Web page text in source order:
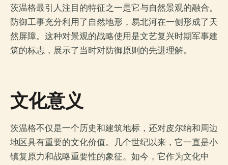
茨温格最引人注目的特征之一是它与自然景观的融合。
防御工事充分利用了自然地形，易北河在一侧形成了天
然屏障。这种对景观的战略使用是文艺复兴时期军事建
筑的标志，展示了当时对防御原则的先进理解。
文化意义
茨温格不仅是一个历史和建筑地标，还对皮尔纳和周边
地区具有重要的文化价值。几个世纪以来，它一直是小
镇复原力和战略重要性的象征。如今，它作为文化中